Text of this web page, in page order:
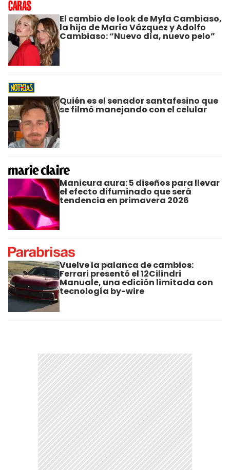
El cambio de look de Myla Cambiaso,
la hija de María Vázquez y Adolfo
Cambiaso: “Nuevo día, nuevo pelo”
Quién es el senador santafesino que
se filmó manejando con el celular
Manicura aura: 5 diseños para llevar
el efecto difuminado que será
tendencia en primavera 2026
Vuelve la palanca de cambios:
Ferrari presentó el 12Cilindri
Manuale, una edición limitada con
tecnología by-wire